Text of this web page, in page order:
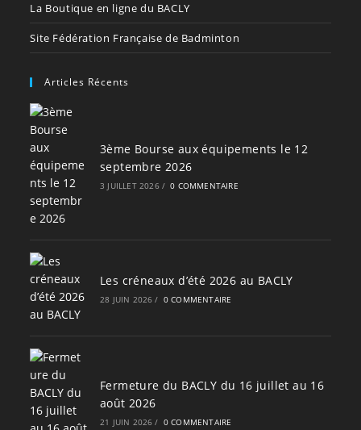
La Boutique en ligne du BACLY
Site Fédération Française de Badminton
Articles Récents
3ème Bourse aux équipements le 12
septembre 2026
3 JUILLET 2026 / 0 COMMENTAIRE
Les créneaux d’été 2026 au BACLY
28 JUIN 2026 / 0 COMMENTAIRE
Fermeture du BACLY du 16 juillet au 16
août 2026
21 JUIN 2026 / 0 COMMENTAIRE